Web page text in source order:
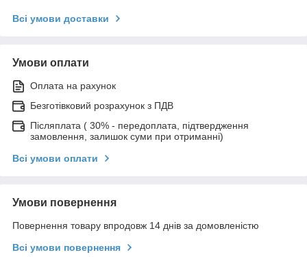
Всі умови доставки
Умови оплати
Оплата на рахунок
Безготівковий розрахунок з ПДВ
Післяплата ( 30% - передоплата, підтвердження
замовлення, залишок суми при отриманні)
Всі умови оплати
Умови повернення
Повернення товару впродовж 14 днів за домовленістю
Всі умови повернення